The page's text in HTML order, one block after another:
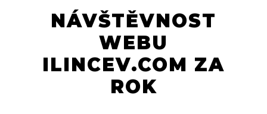
NÁVŠTĚVNOST
WEBU
ILINCEV.COM ZA
ROK